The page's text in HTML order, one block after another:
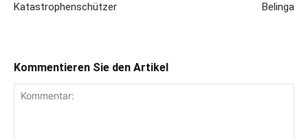
Katastrophenschützer
Belinga
Kommentieren Sie den Artikel